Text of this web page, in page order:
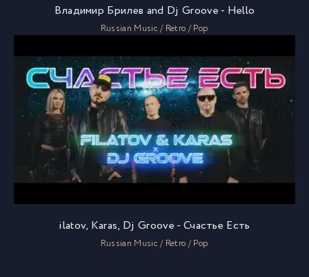
Владимир Брилев and Dj Groove - Hello
Russian Music / Retro / Pop
ilatov, Karas, Dj Groove - Счастье Есть
Russian Music / Retro / Pop